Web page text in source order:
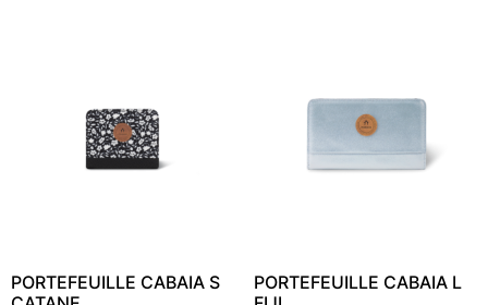
PORTEFEUILLE CABAIA S
PORTEFEUILLE CABAIA L